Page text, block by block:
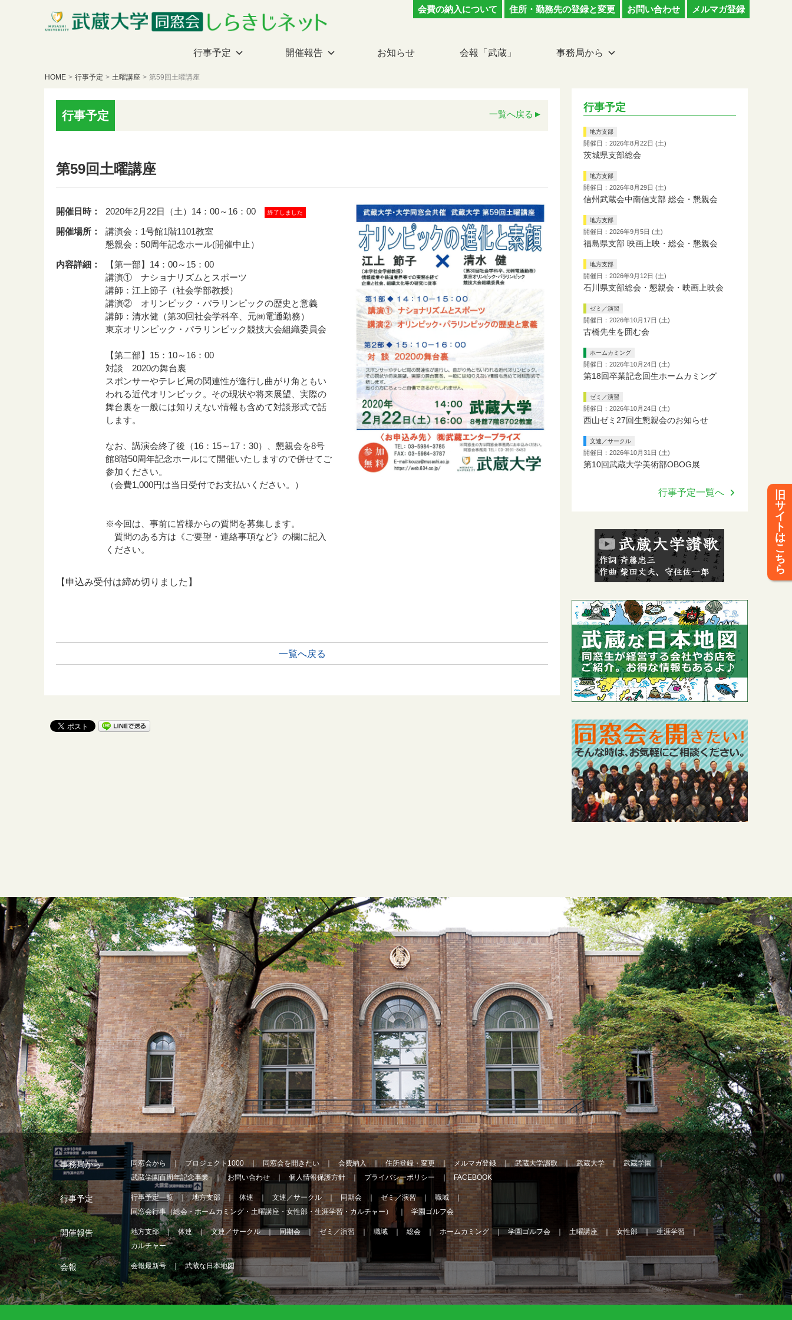
会費の納入について 住所・勤務先の登録と変更 お問い合わせ メルマガ登録
行事予定 開催報告 お知らせ 会報「武蔵」 事務局から
HOME > 行事予定 > 土曜講座 > 第59回土曜講座
行事予定 一覧へ戻る
第59回土曜講座
開催日時： 2020年2月22日（土）14：00～16：00 終了しました
開催場所：
講演会：1号館1階1101教室
懇親会：50周年記念ホール(開催中止）
内容詳細：
【第一部】14：00～15：00
講演① ナショナリズムとスポーツ
講師：江上節子（社会学部教授）
講演② オリンピック・パラリンピックの歴史と意義
講師：清水健（第30回社会学科卒、元㈱電通勤務）
東京オリンピック・パラリンピック競技大会組織委員会
【第二部】15：10～16：00
対談 2020の舞台裏
スポンサーやテレビ局の関連性が進行し曲がり角ともい
われる近代オリンピック。その現状や将来展望、実際の
舞台裏を一般には知りえない情報も含めて対談形式で話
します。
なお、講演会終了後（16：15～17：30）、懇親会を8号
館8階50周年記念ホールにて開催いたしますので併せてご
参加ください。
（会費1,000円は当日受付でお支払いください。）
※今回は、事前に皆様からの質問を募集します。
質問のある方は《ご要望・連絡事項など》の欄に記入
ください。
【申込み受付は締め切りました】
一覧へ戻る
行事予定
地方支部
開催日：2026年8月22日 (土)
茨城県支部総会
地方支部
開催日：2026年8月29日 (土)
信州武蔵会中南信支部 総会・懇親会
地方支部
開催日：2026年9月5日 (土)
福島県支部 映画上映・総会・懇親会
地方支部
開催日：2026年9月12日 (土)
石川県支部総会・懇親会・映画上映会
ゼミ／演習
開催日：2026年10月17日 (土)
古橋先生を囲む会
ホームカミング
開催日：2026年10月24日 (土)
第18回卒業記念回生ホームカミング
ゼミ／演習
開催日：2026年10月24日 (土)
西山ゼミ27回生懇親会のお知らせ
文連／サークル
開催日：2026年10月31日 (土)
第10回武蔵大学美術部OBOG展
行事予定一覧へ
事務局から 同窓会から プロジェクト1000 同窓会を開きたい 会費納入 住所登録・変更 メルマガ登録 武蔵大学讃歌 武蔵大学
武蔵学園
武蔵学園百周年記念事業
お問い合わせ 個人情報保護方針 プライバシーポリシー FACEBOOK
行事予定 行事予定一覧 地方支部 体連 文連／サークル 同期会 ゼミ／演習
職域
同窓会行事（総会・ホームカミング・土曜講座・女性部・生涯学習・カルチャー）
学園ゴルフ会
開催報告 地方支部 体連 文連／サークル 同期会 ゼミ／演習 職域 総会 ホームカミング 学園ゴルフ会 土曜講座 女性部
生涯学習
カルチャー
会報 会報最新号 武蔵な日本地図
旧
サ
イ
ト
は
こ
ち
ら